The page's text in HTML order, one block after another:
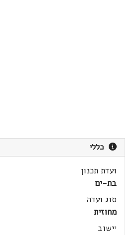
כללי
ועדת תכנון
בת-ים
סוג ועדה
מחוזית
יישוב